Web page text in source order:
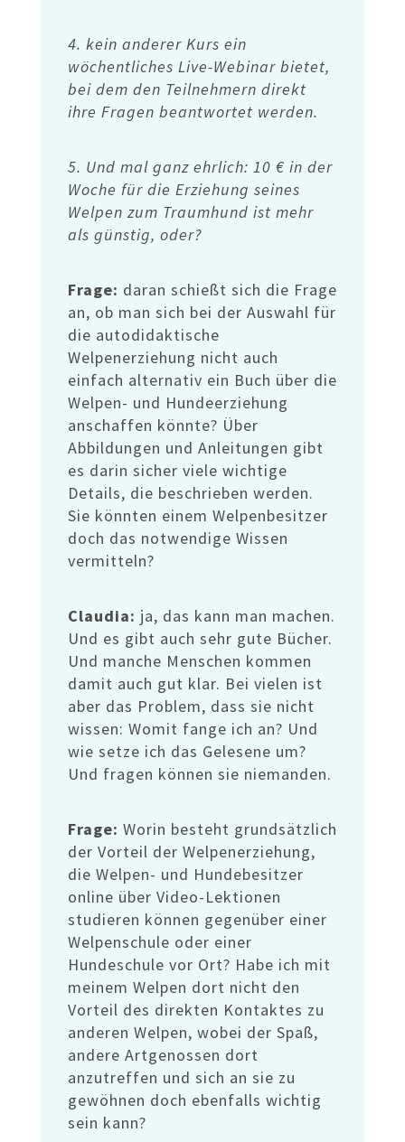
4. kein anderer Kurs ein
wöchentliches Live-Webinar bietet,
bei dem den Teilnehmern direkt
ihre Fragen beantwortet werden.
5. Und mal ganz ehrlich: 10 € in der
Woche für die Erziehung seines
Welpen zum Traumhund ist mehr
als günstig, oder?
Frage: daran schießt sich die Frage
an, ob man sich bei der Auswahl für
die autodidaktische
Welpenerziehung nicht auch
einfach alternativ ein Buch über die
Welpen- und Hundeerziehung
anschaffen könnte? Über
Abbildungen und Anleitungen gibt
es darin sicher viele wichtige
Details, die beschrieben werden.
Sie könnten einem Welpenbesitzer
doch das notwendige Wissen
vermitteln?
Claudia: ja, das kann man machen.
Und es gibt auch sehr gute Bücher.
Und manche Menschen kommen
damit auch gut klar. Bei vielen ist
aber das Problem, dass sie nicht
wissen: Womit fange ich an? Und
wie setze ich das Gelesene um?
Und fragen können sie niemanden.
Frage: Worin besteht grundsätzlich
der Vorteil der Welpenerziehung,
die Welpen- und Hundebesitzer
online über Video-Lektionen
studieren können gegenüber einer
Welpenschule oder einer
Hundeschule vor Ort? Habe ich mit
meinem Welpen dort nicht den
Vorteil des direkten Kontaktes zu
anderen Welpen, wobei der Spaß,
andere Artgenossen dort
anzutreffen und sich an sie zu
gewöhnen doch ebenfalls wichtig
sein kann?